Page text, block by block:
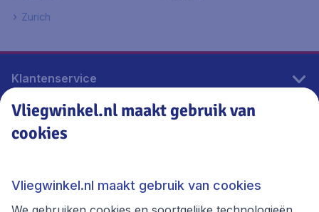
Zurich
Klantenservice
Vliegwinkel.nl
Thema's
Vliegwinkel.nl maakt gebruik van
cookies
Vliegwinkel.nl maakt gebruik van cookies